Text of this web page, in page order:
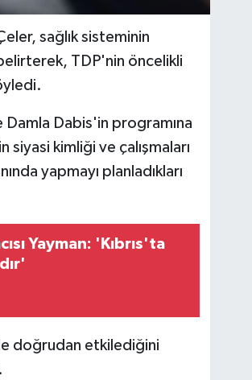
sağlık sisteminin
TDP'nin öncelikli
Damla Dabis'in programına
kimliği ve çalışmaları
yapmayı planladıkları
Yayman: 'Kıbrıs'ta
doğrudan etkilediğini